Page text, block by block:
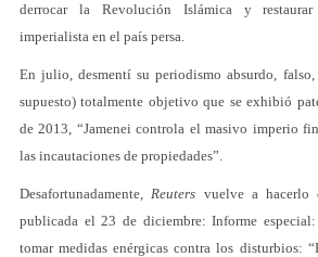
derrocar la Revolución Islámica y
imperialista en el país persa.
En julio, desmentí su periodismo absurdo,
supuesto) totalmente objetivo que se exhibió
de 2013, “Jamenei controla el masivo imperio
las incautaciones de propiedades”.
Desafortunadamente,Reuters vuelve a hacerlo
publicada el 23 de diciembre: Informe
tomar medidas enérgicas contra los disturbios: